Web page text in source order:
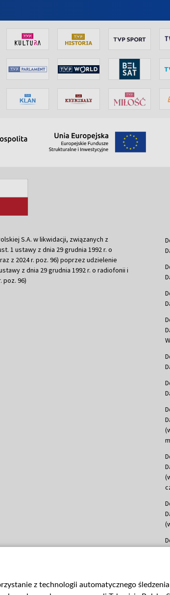
S.A. w likwidacji, związanych z
1 ustawy z dnia 29 grudnia 1992 r. o
z 2024 r. poz. 96) poprzez udzielenie
z dnia 29 grudnia 1992 r. o radiofonii i
poz. 96)
z technologii automatycznego